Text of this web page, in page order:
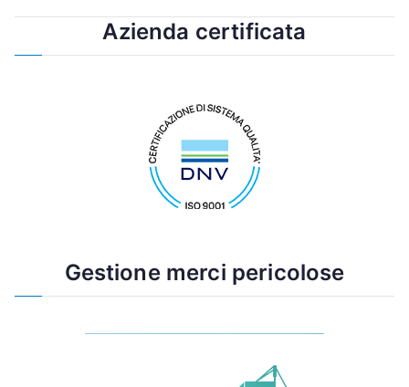
Azienda certificata
Gestione merci pericolose